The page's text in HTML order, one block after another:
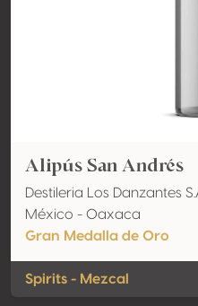
Alipús San Andrés
Destileria Los Danzantes
México - Oaxaca
Gran Medalla de Oro
Spirits - Mezcal